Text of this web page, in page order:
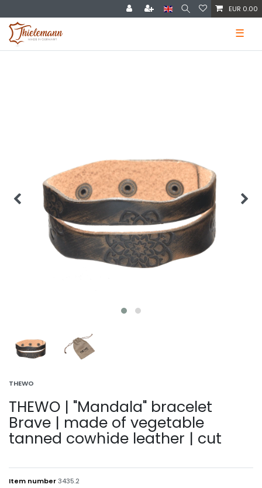
EUR 0.00
☰
THEWO
THEWO | "Mandala" bracelet
Brave | made of vegetable
tanned cowhide leather | cut
Item number3435.2